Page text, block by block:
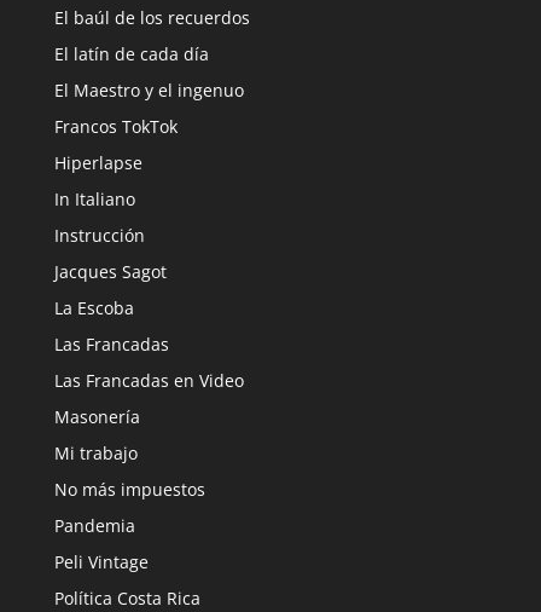
El baúl de los recuerdos
El latín de cada día
El Maestro y el ingenuo
Francos TokTok
Hiperlapse
In Italiano
Instrucción
Jacques Sagot
La Escoba
Las Francadas
Las Francadas en Video
Masonería
Mi trabajo
No más impuestos
Pandemia
Peli Vintage
Política Costa Rica